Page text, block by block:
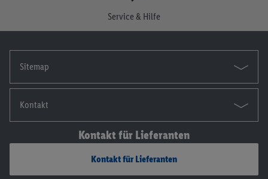
Service & Hilfe
Sitemap
Kontakt
Kontakt für Lieferanten
Kontakt für Lieferanten